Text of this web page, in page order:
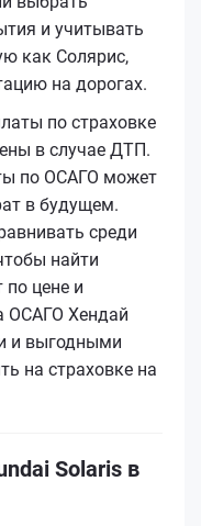
и учитывать
как Солярис,
на дорогах.
по страховке
в случае ДТП.
по ОСАГО может
в будущем.
среди
найти
цене и
ОСАГО Хендай
и выгодными
на страховке на
Solaris в